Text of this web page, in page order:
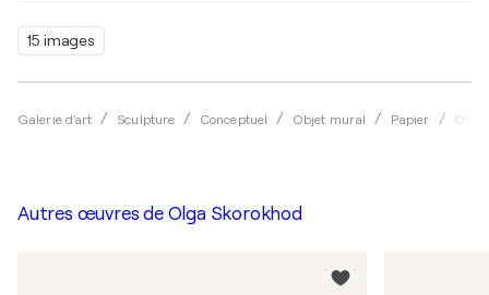
15 images
Galerie d'art Sculpture Conceptuel Objet mural Papier Olga
Autres œuvres de Olga Skorokhod